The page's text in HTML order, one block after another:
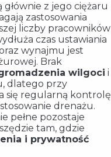
z jego ciężaru
zastosowania
liczby pracowników
czas ustawiania
wynajmu jest
Brak
wilgoci i
dlatego przy
się regularną kontrolę
drenażu.
pełne pozostaje
tam, gdzie
i prywatność